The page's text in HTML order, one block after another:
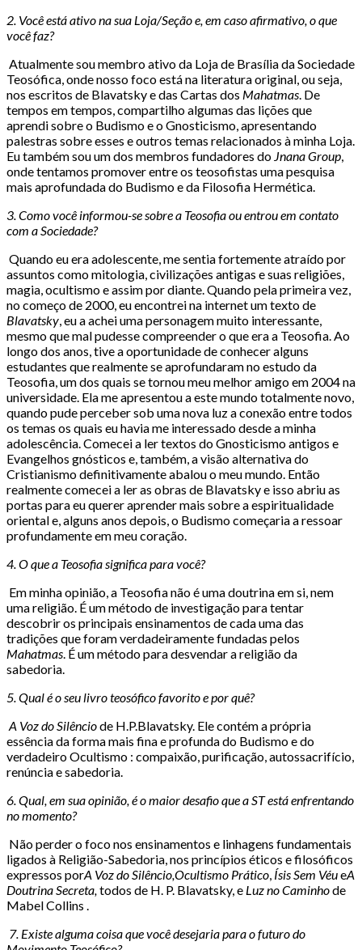
2. Você está ativo na sua Loja/Seção e, em caso afirmativo, o que
você faz?
Atualmente sou membro ativo da Loja de Brasília da Sociedade
Teosófica, onde nosso foco está na literatura original, ou seja,
nos escritos de Blavatskye das Cartas dos Mahatmas . De
tempos em tempos, compartilho algumas das lições que
aprendi sobre o Budismo e o Gnosticismo, apresentando
palestras sobre esses e outros temas relacionados à minha Loja.
Eu também sou um dos membros fundadores do Jnana Group
onde tentamos promover entre os teosofistas uma pesquisa
mais aprofundada do Budismo e da Filosofia Hermética.
3. Como você informou-se sobre a Teosofia ou entrou em contato
com a Sociedade?
Quando eu era adolescente, me sentia fortemente atraído por
assuntos como mitologia, civilizações antigas e suas religiões,
magia, ocultismo e assim por diante. Quando pela primeira vez,
no começo de 2000, eu encontrei na internet um texto de
Blavatsky , eu a achei uma personagem muito interessante,
mesmo que mal pudesse compreender o que era a Teosofia. Ao
longo dos anos, tive a oportunidade de conhecer alguns
estudantes que realmente se aprofundaram no estudo da
Teosofia, um dos quais se tornou meu melhor amigo em 2004 na
universidade. Ela me apresentou a este mundo totalmente novo,
quando pude perceber sob uma nova luz a conexão entre todos
os temas os quais eu havia me interessado desde a minha
adolescência. Comecei a ler textos do Gnosticismo antigos e
Evangelhos gnósticos e, também, a visão alternativa do
Cristianismo definitivamente abalou o meu mundo. Então
realmente comecei a ler as obras de Blavatsky e isso abriu as
portas para eu querer aprender mais sobre a espiritualidade
oriental e, alguns anos depois, o Budismo começaria a ressoar
profundamente em meu coração.
4. O que a Teosofia significa para você?
Em minha opinião, a Teosofia não é uma doutrina em si, nem
uma religião. É um método de investigação para tentar
descobrir os principais ensinamentos de cada uma das
tradições que foram verdadeiramente fundadas pelos
Mahatmas . É um método para desvendar a religião da
sabedoria.
5. Qual é o seu livro teosófico favorito e por quê?
A Voz do Silênciode H.P.Blavatsky. Ele contém a própria
essência da forma mais fina e profunda do Budismo e do
verdadeiro Ocultismo : compaixão, purificação, autossacrifício,
renúncia e sabedoria.
6. Qual, em sua opinião, é o maior desafio que a ST está enfrentando
no momento?
Não perder o foco nos ensinamentos e linhagens fundamentais
ligados à Religião-Sabedoria, nos princípios éticos e filosóficos
expressos porA Voz do Silêncio,Ocultismo Prático Ísis Sem VéueA
Doutrina Secreta, todos de H. P. Blavatsky, e Luz no Caminhode
Mabel Collins .
7. Existe alguma coisa que você desejaria para o futuro do